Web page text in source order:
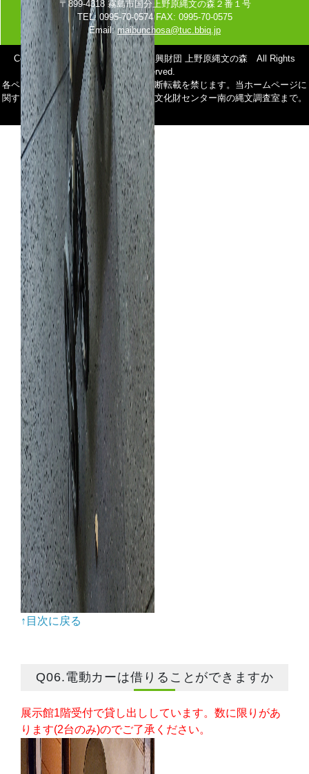
↑目次に戻る
Q06.電動カーは借りることができますか
展示館1階受付で貸し出ししています。数に限りがあ
ります(2台のみ)のでご了承ください。
〒899-4318 霧島市国分上野原縄文の森２番１号
TEL: 0995-70-0574 FAX: 0995-70-0575
Email:maibunchosa@tuc.bbiq.jp
Copyright(C) (公財) 鹿児島県文化振興財団 上野原縄文の森 All Rights
Reserved.
各ページに掲載の写真及び記事等の無断転載を禁じます。当ホームページに
関するお問い合わせは鹿児島県立埋蔵文化財センター南の縄文調査室まで。